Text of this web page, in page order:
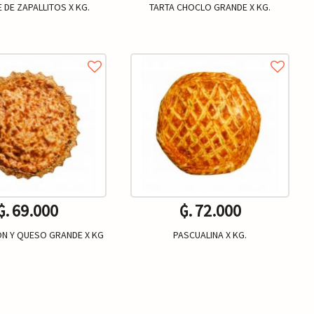
DE ZAPALLITOS X KG.
69.000
Y QUESO GRANDE X KG
TARTA CHOCLO GRANDE X KG.
₲. 72.000
PASCUALINA X KG.